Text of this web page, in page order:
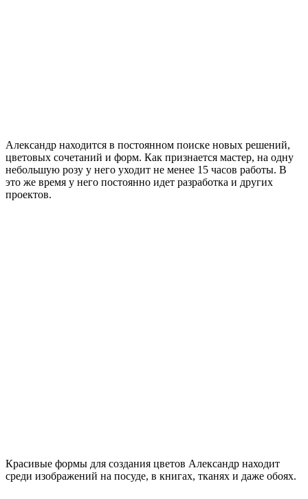
Александр находится в постоянном поиске новых решений,
цветовых сочетаний и форм. Как признается мастер, на одну
небольшую розу у него уходит не менее 15 часов работы. В
это же время у него постоянно идет разработка и других
проектов.
Красивые формы для создания цветов Александр находит
среди изображений на посуде, в книгах, тканях и даже обоях.